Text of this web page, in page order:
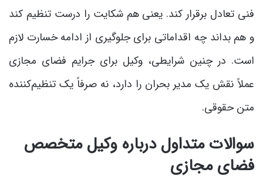
فنی تعادل برقرار کند. یعنی هم شکایت را درست تنظیم کند
و هم بداند چه اقداماتی برای جلوگیری از ادامه خسارت لازم
است. در چنین شرایطی، وکیل برای جرایم فضای مجازی
عملاً نقش یک مدیر بحران را دارد، نه صرفاً یک تنظیم‌کننده
متن حقوقی.
سوالات متداول درباره وکیل متخصص
فضای مجازی